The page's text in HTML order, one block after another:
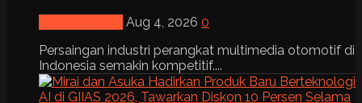
Aug 4, 2026 0
Persaingan industri perangkat multimedia otomotif di
Indonesia semakin kompetitif....